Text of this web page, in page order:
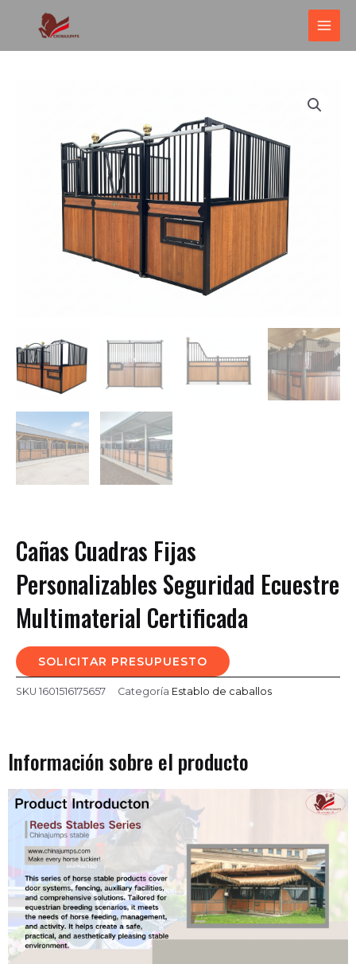
内
Cañas Cuadras Fijas
Personalizables Seguridad Ecuestre
Multimaterial Certificada
SOLICITAR PRESUPUESTO
SKU 1601516175657 Categoría Establo de caballos
Información sobre el producto